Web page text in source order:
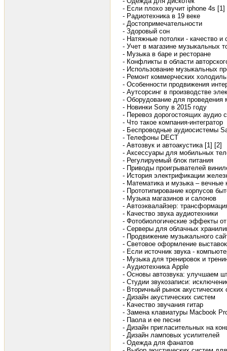
- Если плохо звучит iphone 4s [1]
- Радиотехника в 19 веке
- Достопримечательности
- Здоровый сон
- Натяжные потолки - качество и
- Учет в магазине музыкальных
- Музыка в баре и ресторане
- Конфликты в области
- Использование музыкальных
- Ремонт коммерческих
- Особенности продвижения
- Аутсорсинг в производстве
- Оборудование для проведения
- Новинки Sony в 2015 году
- Перевоз дорогостоящих аудио
- Что такое компания-интегратор
- Беспроводные аудиосистемы
- Телефоны DECT
- Автозвук и автоакустика [1] [2]
- Аксессуары для мобильных
- Регулируемый блок питания
- Приводы проигрывателей
- История электрификации
- Математика и музыка – вечные
- Прототипирование корпусов
- Музыка магазинов и салонов
- Автоэквалайзер:
- Качество звука аудиотехники
- Фотобиологические эффекты
- Серверы для облачных
- Продвижение музыкального
- Световое оформление
- Если источник звука -
- Музыка для тренировок и
- Аудиотехника Apple
- Основы автозвука: улучшаем
- Студии звукозаписи:
- Вторичный рынок акустических
- Дизайн акустических систем
- Качество звучания гитар
- Замена клавиатуры Macbook
- Паола и ее песни
- Дизайн пригласительных на
- Дизайн ламповых усилителей
- Одежда для фанатов